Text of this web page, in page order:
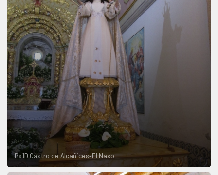
Px1D Castro de Alcañices-El Naso